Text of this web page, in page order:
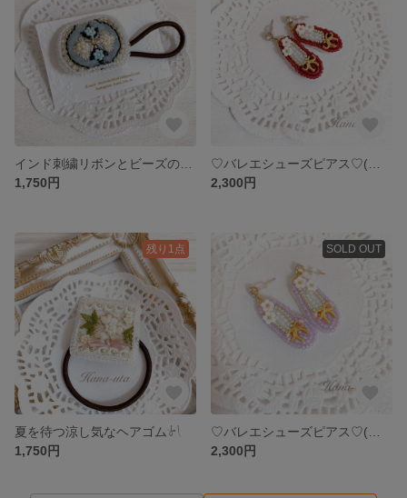
1,750円
2,300円
残り1点
夏を待つ涼し気なヘアゴム‎‪𓍯 ‬
1,750円
SOLD OUT
2,300円